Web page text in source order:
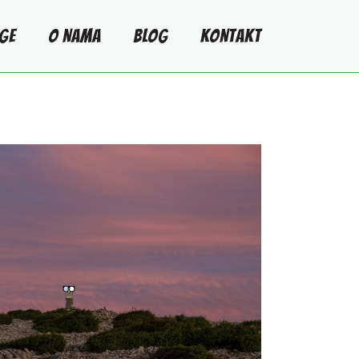
O NAMA BLOG KONTAKT